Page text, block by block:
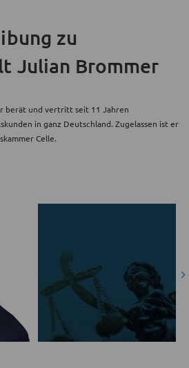
zu
Julian Brommer
berät und vertritt seit 11 Jahren
in ganz Deutschland. Zugelassen ist er
Celle.